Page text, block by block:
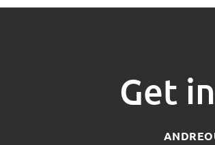
Get